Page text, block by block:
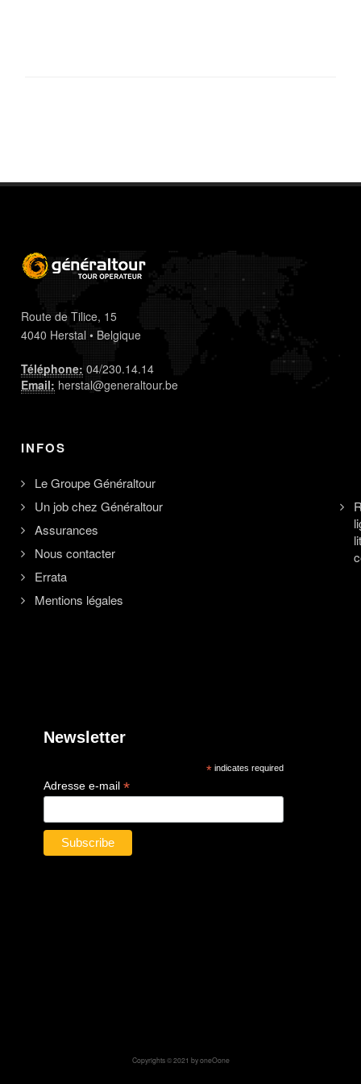
Route de Tilice, 15
4040 Herstal • Belgique
Téléphone: 04/230.14.14
Email: herstal@generaltour.be
INFOS
Le Groupe Généraltour
Un job chez Généraltour
Assurances
Nous contacter
Errata
Mentions légales
Copyrights © 2021 by oneOone